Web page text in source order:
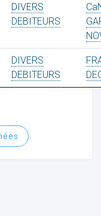
DIVERS
DEBITEURS
DIVERS
DEBITEURS